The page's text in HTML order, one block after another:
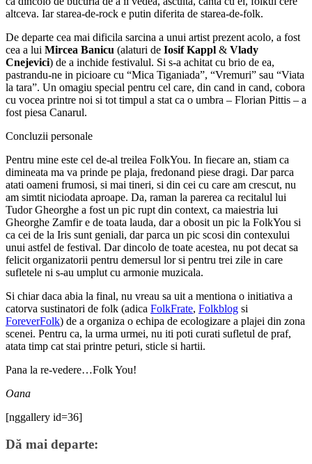
altceva. Iar starea-de-rock e putin diferita de starea-de-folk.
De departe cea mai dificila sarcina a unui artist prezent acolo, a fost
cea a lui Mircea Banicu (alaturi de Iosif Kappl & Vlady
Cnejevici) de a inchide festivalul. Si s-a achitat cu brio de ea,
pastrandu-ne in picioare cu “Mica Tiganiada”, “Vremuri” sau “Viata
la tara”. Un omagiu special pentru cel care, din cand in cand, cobora
cu vocea printre noi si tot timpul a stat ca o umbra – Florian Pittis – a
fost piesa Canarul.
Concluzii personale
Pentru mine este cel de-al treilea FolkYou. In fiecare an, stiam ca
dimineata ma va prinde pe plaja, fredonand piese dragi. Dar parca
atati oameni frumosi, si mai tineri, si din cei cu care am crescut, nu
am simtit niciodata aproape. Da, raman la parerea ca recitalul lui
Tudor Gheorghe a fost un pic rupt din context, ca maiestria lui
Gheorghe Zamfir e de toata lauda, dar a obosit un pic la FolkYou si
ca cei de la Iris sunt geniali, dar parca un pic scosi din contexului
unui astfel de festival. Dar dincolo de toate acestea, nu pot decat sa
felicit organizatorii pentru demersul lor si pentru trei zile in care
sufletele ni s-au umplut cu armonie muzicala.
Si chiar daca abia la final, nu vreau sa uit a mentiona o initiativa a
catorva sustinatori de folk (adica FolkFrate, Folkblog si
ForeverFolk) de a organiza o echipa de ecologizare a plajei din zona
scenei. Pentru ca, la urma urmei, nu iti poti curati sufletul de praf,
atata timp cat stai printre peturi, sticle si hartii.
Pana la re-vedere…Folk You!
Oana
[nggallery id=36]
Dă mai departe: